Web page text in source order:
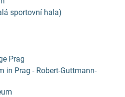
sportovní hala)
Prag
in Prag - Robert-Guttmann-